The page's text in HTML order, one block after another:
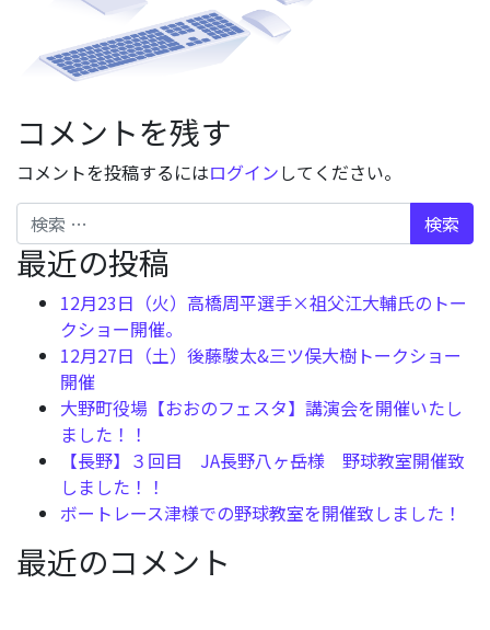
コメントを残す
コメントを投稿するにはログインしてください。
検索
最近の投稿
12月23日（火）高橋周平選手×祖父江大輔氏のトー
クショー開催。
12月27日（土）後藤駿太&三ツ俣大樹トークショー
開催
大野町役場【おおのフェスタ】講演会を開催いたし
ました！！
【長野】３回目 JA長野八ヶ岳様 野球教室開催致
しました！！
ボートレース津様での野球教室を開催致しました！
最近のコメント